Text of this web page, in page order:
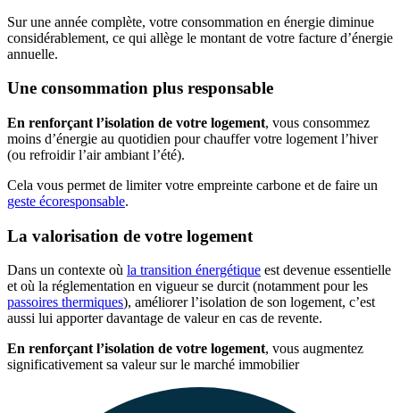
Sur une année complète, votre consommation en énergie diminue
considérablement, ce qui allège le montant de votre facture d’énergie
annuelle.
Une consommation plus responsable
En renforçant l’isolation de votre logement, vous consommez
moins d’énergie au quotidien pour chauffer votre logement l’hiver
(ou refroidir l’air ambiant l’été).
Cela vous permet de limiter votre empreinte carbone et de faire un
geste écoresponsable.
La valorisation de votre logement
Dans un contexte où la transition énergétique est devenue essentielle
et où la réglementation en vigueur se durcit (notamment pour les
passoires thermiques), améliorer l’isolation de son logement, c’est
aussi lui apporter davantage de valeur en cas de revente.
En renforçant l’isolation de votre logement, vous augmentez
significativement sa valeur sur le marché immobilier